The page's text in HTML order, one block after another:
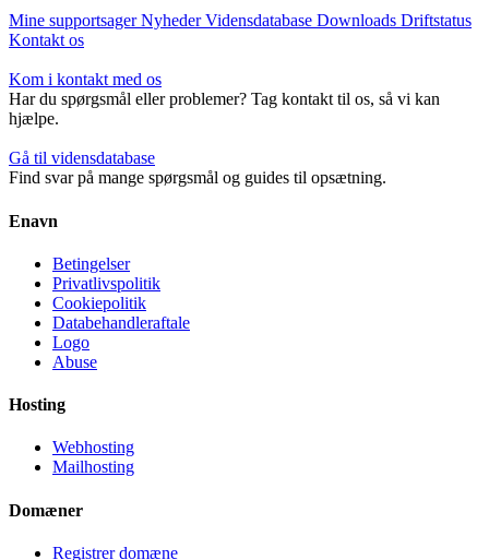
Mine supportsagerNyhederVidensdatabase Downloads Driftstatus
Kontakt os
Kom i kontakt med os
Har du spørgsmål eller problemer? Tag kontakt til os, så vi kan
hjælpe.
Gå til vidensdatabase
Find svar på mange spørgsmål og guides til opsætning.
Enavn
Betingelser
Privatlivspolitik
Cookiepolitik
Databehandleraftale
Logo
Abuse
Hosting
Webhosting
Mailhosting
Domæner
Registrer domæne